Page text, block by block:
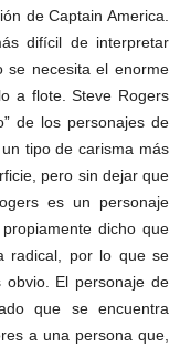
de Captain America.
difícil de interpretar
se necesita el enorme
a flote. Steve Rogers
de los personajes de
tipo de carisma más
pero sin dejar que
es un personaje
dicho que
radical, por lo que se
El personaje de
que se encuentra
a una persona que,